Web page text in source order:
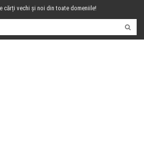
cărți vechi și noi din toate domeniile!